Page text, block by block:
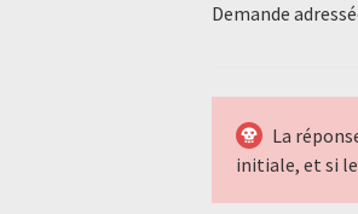
Demande
La
initiale, et si